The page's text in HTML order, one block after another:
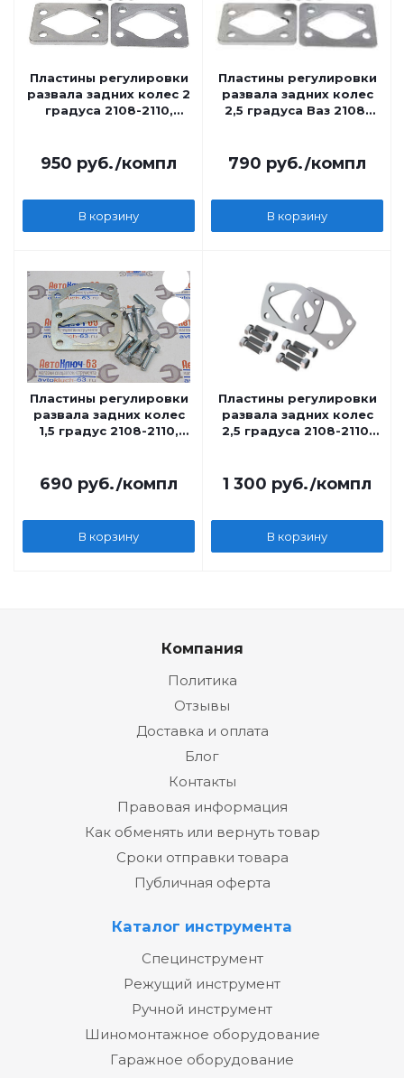
Пластины регулировки
развала задних колес 2
градуса 2108-2110,
950 руб./компл
В корзину
Пластины регулировки
развала задних колес
2,5 градуса Ваз 2108-
790 руб./компл
В корзину
Пластины регулировки
развала задних колес
1,5 градус 2108-2110,
690 руб./компл
В корзину
Пластины регулировки
развала задних колес
2,5 градуса 2108-2110,
1 300 руб./компл
В корзину
Компания
Политика
Отзывы
Доставка и оплата
Блог
Контакты
Правовая информация
Как обменять или вернуть товар
Сроки отправки товара
Публичная оферта
Каталог инструмента
Специнструмент
Режущий инструмент
Ручной инструмент
Шиномонтажное оборудование
Гаражное оборудование